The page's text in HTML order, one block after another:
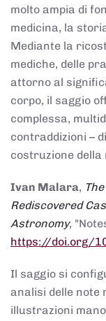
molto ampia di
medicina, la
Mediante la
mediche, delle
attorno al
corpo, il saggio
complessa,
contraddizioni –
costruzione della
Ivan Malara,
Rediscovered
Astronomy,
https://doi.org/
Il saggio si
analisi delle note
illustrazioni